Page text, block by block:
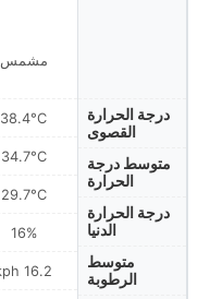
درجة الحرارة
القصوى
متوسط درجة
الحرارة
درجة الحرارة
الدنيا
متوسط
الرطوبة
مشمس
38.4°C
34.7°C
29.7°C
16%
16.2 kph